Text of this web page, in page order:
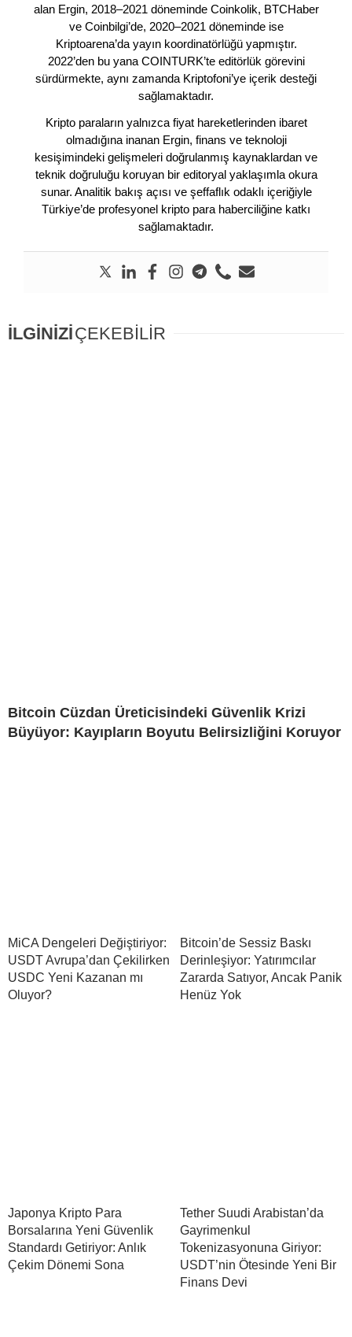
alan Ergin, 2018–2021 döneminde Coinkolik, BTCHaber
ve Coinbilgi’de, 2020–2021 döneminde ise
Kriptoarena’da yayın koordinatörlüğü yapmıştır.
2022’den bu yana COINTURK’te editörlük görevini
sürdürmekte, aynı zamanda Kriptofoni’ye içerik desteği
sağlamaktadır.
Kripto paraların yalnızca fiyat hareketlerinden ibaret
olmadığına inanan Ergin, finans ve teknoloji
kesişimindeki gelişmeleri doğrulanmış kaynaklardan ve
teknik doğruluğu koruyan bir editoryal yaklaşımla okura
sunar. Analitik bakış açısı ve şeffaflık odaklı içeriğiyle
Türkiye’de profesyonel kripto para haberciliğine katkı
sağlamaktadır.
İLGİNİZİÇEKEBİLİR
Bitcoin Cüzdan Üreticisindeki Güvenlik Krizi
Büyüyor: Kayıpların Boyutu Belirsizliğini Koruyor
MiCA Dengeleri Değiştiriyor:
USDT Avrupa’dan Çekilirken
USDC Yeni Kazanan mı
Oluyor?
Bitcoin’de Sessiz Baskı
Derinleşiyor: Yatırımcılar
Zararda Satıyor, Ancak Panik
Henüz Yok
Japonya Kripto Para
Borsalarına Yeni Güvenlik
Standardı Getiriyor: Anlık
Çekim Dönemi Sona
Tether Suudi Arabistan’da
Gayrimenkul
Tokenizasyonuna Giriyor:
USDT’nin Ötesinde Yeni Bir
Finans Devi